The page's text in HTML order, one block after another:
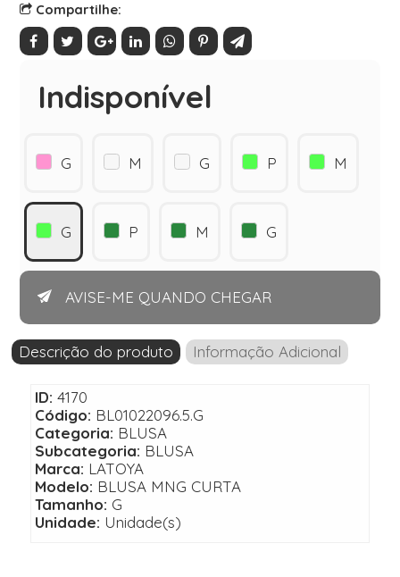
Compartilhe:
Indisponível
G M G P M
G P M G
AVISE-ME QUANDO CHEGAR
Descrição do produto Informação Adicional
ID: 4170
Código: BL01022096.5.G
Categoria: BLUSA
Subcategoria: BLUSA
Marca: LATOYA
Modelo: BLUSA MNG CURTA
Tamanho: G
Unidade: Unidade(s)